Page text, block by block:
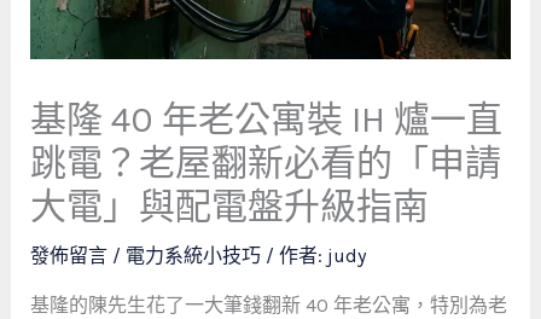
基隆 40 年老公寓裝 IH 爐一直
跳電？老屋翻新必看的「申請
大電」與配電盤升級指南
發佈留言 / 電力系統小技巧 / 作者: judy
基隆的陳先生花了一大筆錢翻新 40 年老公寓，特別為老